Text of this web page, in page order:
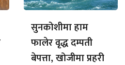
सुनकोशीमा हाम
फालेर वृद्ध दम्पती
बेपत्ता, खोजीमा प्रहरी